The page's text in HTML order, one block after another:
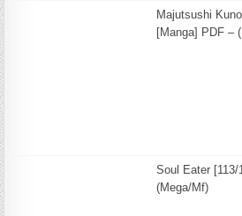
Majutsushi
[Manga] PDF –
Soul Eater
(Mega/Mf)